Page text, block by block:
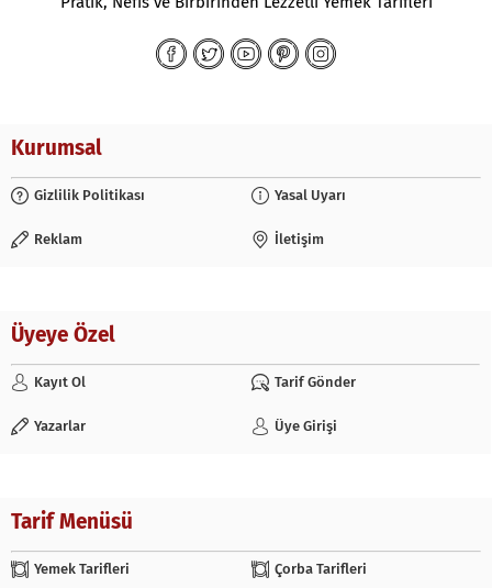
Kurumsal
Gizlilik Politikası Yasal Uyarı
Reklam İletişim
Üyeye Özel
Kayıt Ol Tarif Gönder
Yazarlar Üye Girişi
Tarif Menüsü
Yemek Tarifleri Çorba Tarifleri